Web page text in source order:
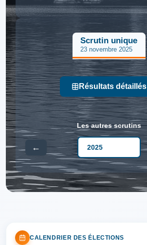
Scrutin unique
23 novembre 2025
Résultats détaillés
Les autres scrutins
←
CALENDRIER DES ÉLECTIONS